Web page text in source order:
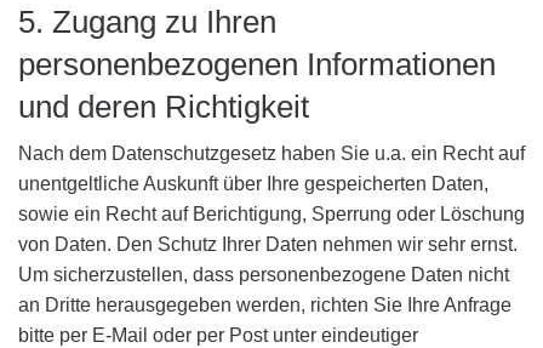
5. Zugang zu Ihren
personenbezogenen Informationen
und deren Richtigkeit
Nach dem Datenschutzgesetz haben Sie u.a. ein Recht auf
unentgeltliche Auskunft über Ihre gespeicherten Daten,
sowie ein Recht auf Berichtigung, Sperrung oder Löschung
von Daten. Den Schutz Ihrer Daten nehmen wir sehr ernst.
Um sicherzustellen, dass personenbezogene Daten nicht
an Dritte herausgegeben werden, richten Sie Ihre Anfrage
bitte per E-Mail oder per Post unter eindeutiger